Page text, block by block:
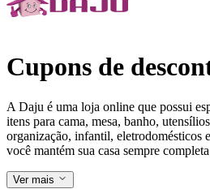
Cupons de
A Daju é uma loja online que possui
itens para cama, mesa, banho,
organização, infantil, eletrodomésticos
você mantém sua casa sempre
Ver mais